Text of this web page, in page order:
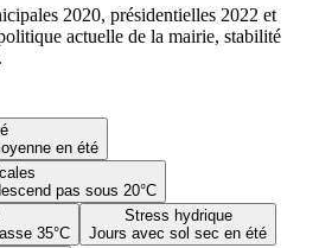
en été
pas sous 20°C
35°C
Stress hydrique
Jours avec sol sec en été
2020, présidentielles 2022 et
actuelle de la mairie, stabilité